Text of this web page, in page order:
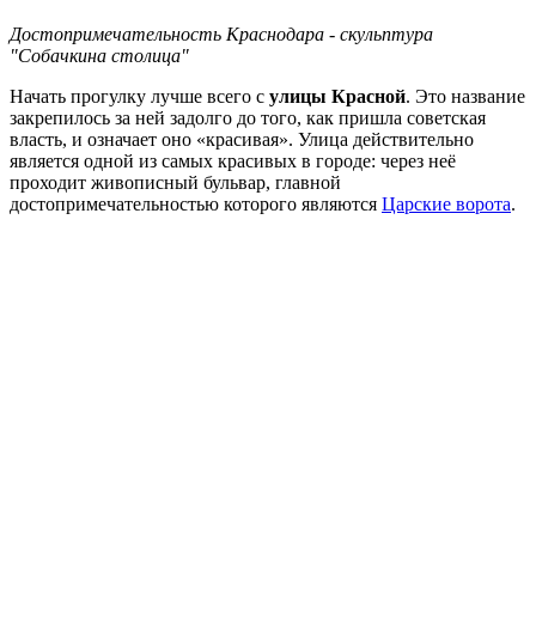
Достопримечательность Краснодара - скульптура
"Собачкина столица"
Начать прогулку лучше всего с улицы Красной. Это название
закрепилось за ней задолго до того, как пришла советская
власть, и означает оно «красивая». Улица действительно
является одной из самых красивых в городе: через неё
проходит живописный бульвар, главной
достопримечательностью которого являются Царские ворота.